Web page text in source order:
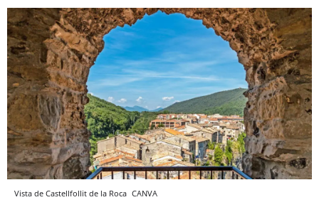
Vista de Castellfollit de la Roca CANVA